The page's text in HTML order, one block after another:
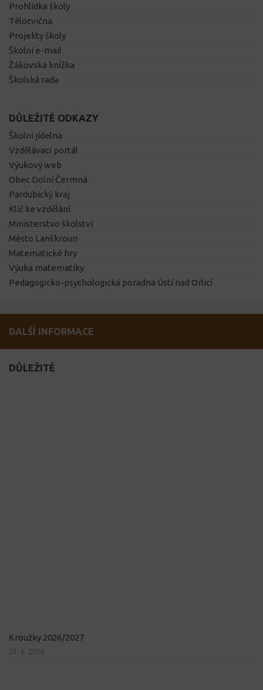
Prohlídka školy
Tělocvična
Projekty školy
Školní e-mail
Žákovská knížka
Školská rada
DŮLEŽITÉ ODKAZY
Školní jídelna
Vzdělávací portál
Výukový web
Obec Dolní Čermná
Pardubický kraj
Klíč ke vzdělání
Ministerstvo školství
Město Lanškroun
Matematické hry
Výuka matematiky
Pedagogicko-psychologická poradna Ústí nad Orlicí
DALŠÍ INFORMACE
DŮLEŽITÉ
Kroužky 2026/2027
23. 6. 2026